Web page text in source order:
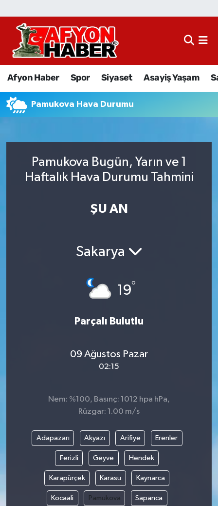
Afyon Haber Spor Siyaset Asayiş Yaşam
Pamukova Hava Durumu
Pamukova Bugün, Yarın ve 1
Haftalık Hava Durumu Tahmini
ŞU AN
Sakarya
19°
Parçalı Bulutlu
09 Ağustos Pazar
02:15
Nem: %100, Basınç: 1012 hpa hPa,
Rüzgar: 1.00 m/s
Adapazarı Akyazı Arifiye Erenler
Ferizli Geyve Hendek
Karapürçek Karasu Kaynarca
Kocaali Pamukova Sapanca
Afyon Haber
Asayiş Yaşam
Eğitim